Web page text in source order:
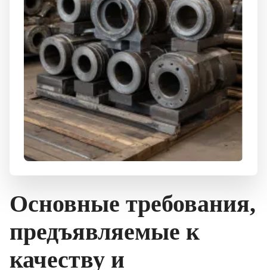
Основные требования,
предъявляемые к
качеству и